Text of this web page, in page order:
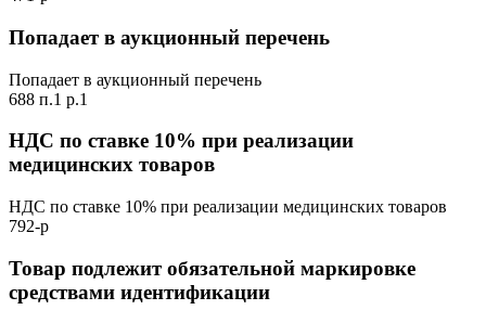
Попадает в аукционный перечень
Попадает в аукционный перечень
688 п.1 р.1
НДС по ставке 10% при реализации
медицинских товаров
НДС по ставке 10% при реализации медицинских товаров
792-р
Товар подлежит обязательной маркировке
средствами идентификации